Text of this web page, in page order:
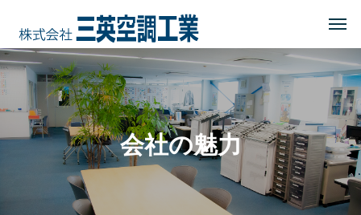
HOME トップページ
COMPANY 会社を知る
会社概要・沿革・所在地
会社の魅力